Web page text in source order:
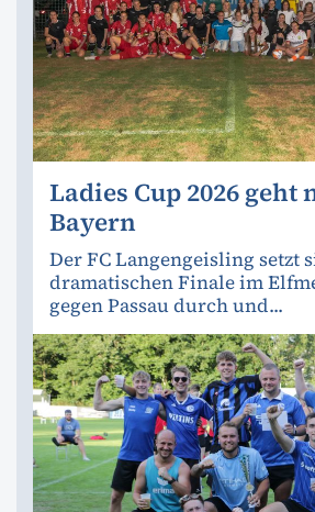
Ladies Cup 2026 geht
Bayern
Der FC Langengeisling setzt
dramatischen Finale im
gegen Passau durch und...